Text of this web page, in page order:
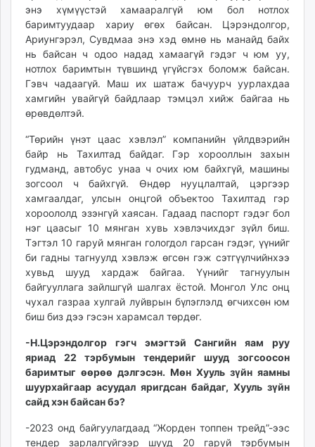
энэ хүмүүстэй хамааралгүй юм бол нотлох
баримтуудаар хариу өгөх байсан. Цэрэндолгор,
Ариунгэрэл, Сувдмаа энэ хэд өмнө нь манайд байх
нь байсан ч одоо надад хамаагүй гэдэг ч юм уу,
нотлох баримтын түвшинд үгүйсгэх боломж байсан.
Гэвч чадаагүй. Маш их шатаж бачуурч уурлахдаа
хамгийн увайгүй байдлаар тэмцэл хийж байгаа нь
өрөвдөлтэй.
“Төрийн үнэт цаас хэвлэл” компанийн үйлдвэрийн
байр нь Тахилтад байдаг. Гэр хорооллын захын
гудманд, автобус унаа ч очих юм байхгүй, машины
зогсоол ч байхгүй. Өндөр нууцлалтай, цэргээр
хамгаалдаг, улсын онцгой объектоо Тахилтад гэр
хороололд эзэнгүй хаясан. Гадаад паспорт гэдэг бол
нэг цаасыг 10 мянган хувь хэвлэчихдэг зүйл биш.
Тэгтэл 10 гаруй мянган гологдол гарсан гэдэг, үүнийг
би гадны тагнуулд хэвлэж өгсөн гэж сэтгүүлчийнхээ
хувьд шууд хардаж байгаа. Үүнийг тагнуулын
байгууллага зайлшгүй шалгах ёстой. Монгол Улс онц
чухал газраа хулгай луйврын бүлэглэлд өгчихсөн юм
биш биз дээ гэсэн харамсал төрдөг.
-Н.Цэрэндолгор гэгч эмэгтэй Сангийн яам руу
яриад 22 тэрбумын тендерийг шууд зогсоосон
баримтыг өөрөө дэлгэсэн. Мөн Хууль зүйн яамны
шуурхайгаар асуудал яригдсан байдаг, Хууль зүйн
сайд хэн байсан бэ?
-2023 онд байгуулагдаад “Жорден топпен трейд”-ээс
тендер зарлалгүйгээр шууд 20 гаруй тэрбумын